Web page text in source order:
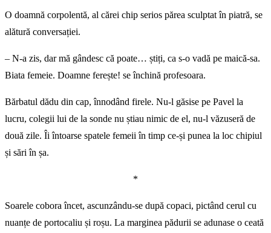
O doamnă corpolentă, al cărei chip serios părea sculptat în piatră, se
alătură conversației.
– N-a zis, dar mă gândesc că poate… știți, ca s-o vadă pe maică-sa.
Biata femeie. Doamne ferește! se închină profesoara.
Bărbatul dădu din cap, înnodând firele. Nu-l găsise pe Pavel la
lucru, colegii lui de la sonde nu știau nimic de el, nu-l văzuseră de
două zile. Îi întoarse spatele femeii în timp ce-și punea la loc chipiul
și sări în șa.
*
Soarele cobora încet, ascunzându-se după copaci, pictând cerul cu
nuanțe de portocaliu și roșu. La marginea pădurii se adunase o ceată